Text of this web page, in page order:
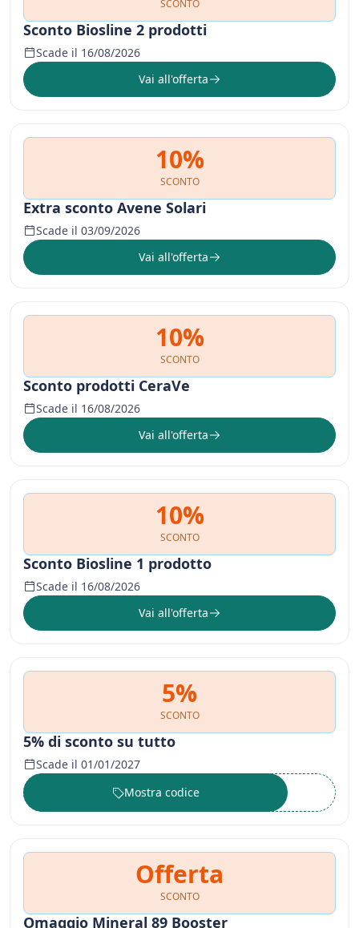
SCONTO
Sconto Biosline 2 prodotti
Scade il 16/08/2026
Vai all'offerta
10%
SCONTO
Extra sconto Avene Solari
Scade il 03/09/2026
Vai all'offerta
10%
SCONTO
Sconto prodotti CeraVe
Scade il 16/08/2026
Vai all'offerta
10%
SCONTO
Sconto Biosline 1 prodotto
Scade il 16/08/2026
Vai all'offerta
5%
SCONTO
5% di sconto su tutto
Scade il 01/01/2027
••••••
Mostra codice
Offerta
SCONTO
Omaggio Mineral 89 Booster